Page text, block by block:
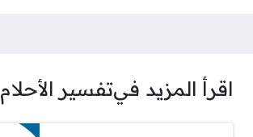
اقرأ المزيد فيتفسير الأحلام